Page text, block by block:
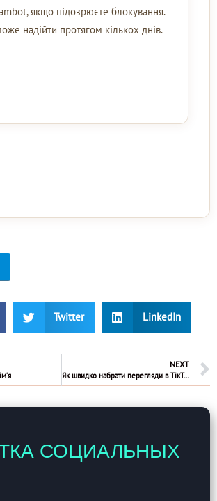
якщо підозрюєте блокування.
надійти протягом кількох днів.
Twitter LinkedIn
NEXT
Як швидко набрати перегляди в ТікТок
СОЦИАЛЬНЫХ